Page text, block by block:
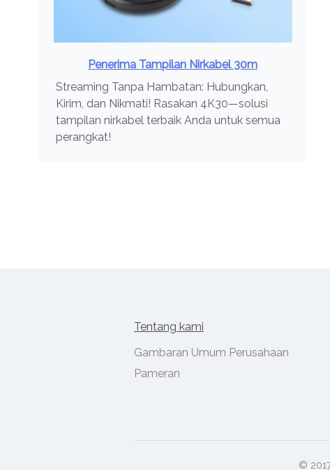
Penerima Tampilan Nirkabel 30m
Streaming Tanpa Hambatan: Hubungkan,
Kirim, dan Nikmati! Rasakan 4K30—solusi
tampilan nirkabel terbaik Anda untuk semua
perangkat!
Tentang kami
Gambaran Umum Perusahaan
Pameran
©